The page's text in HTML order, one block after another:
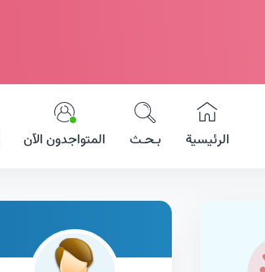
الرئيسية بـحـث المتواجدون الآن